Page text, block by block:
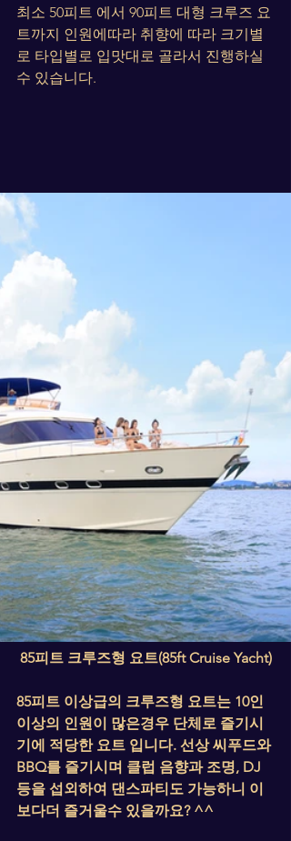
최소 50피트 에서 90피트 대형 크루즈 요
트까지 인원에따라 취향에 따라 크기별
로 타입별로 입맛대로 골라서 진행하실
수 있습니다.
85피트 크루즈형 요트(85ft Cruise Yacht)
85피트 이상급의 크루즈형 요트는 10인
이상의 인원이 많은경우 단체로 즐기시
기에 적당한 요트 입니다. 선상 씨푸드와
BBQ를 즐기시며 클럽 음향과 조명, DJ
등을 섭외하여 댄스파티도 가능하니 이
보다더 즐거울수 있을까요? ^^